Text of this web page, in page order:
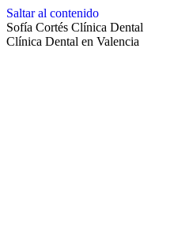
Saltar al contenido
Sofía Cortés Clínica Dental
Clínica Dental en Valencia